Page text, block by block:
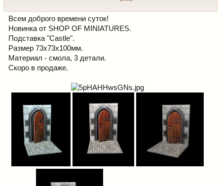
Всем доброго времени суток!
Новинка от SHOP OF MINIATURES.
Подставка "Castle".
Размер 73х73х100мм.
Материал - смола, 3 детали.
Скоро в продаже.